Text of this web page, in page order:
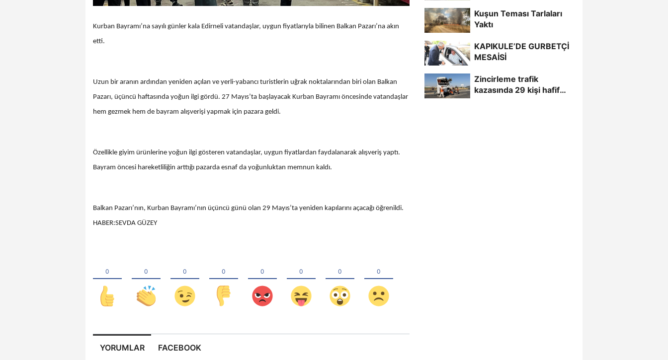
Kurban Bayramı’na sayılı günler kala Edirneli vatandaşlar, uygun fiyatlarıyla bilinen Balkan Pazarı’na akın
etti.
Uzun bir aranın ardından yeniden açılan ve yerli-yabancı turistlerin uğrak noktalarından biri olan Balkan
Pazarı, üçüncü haftasında yoğun ilgi gördü. 27 Mayıs’ta başlayacak Kurban Bayramı öncesinde vatandaşlar
hem gezmek hem de bayram alışverişi yapmak için pazara geldi.
Özellikle giyim ürünlerine yoğun ilgi gösteren vatandaşlar, uygun fiyatlardan faydalanarak alışveriş yaptı.
Bayram öncesi hareketliliğin arttığı pazarda esnaf da yoğunluktan memnun kaldı.
Balkan Pazarı’nın, Kurban Bayramı’nın üçüncü günü olan 29 Mayıs’ta yeniden kapılarını açacağı öğrenildi.
HABER:SEVDA GÜZEY
YORUMLAR FACEBOOK
Kuşun Teması Tarlaları
Yaktı
KAPIKULE’DE GURBETÇİ
MESAİSİ
Zincirleme trafik
kazasında 29 kişi hafif